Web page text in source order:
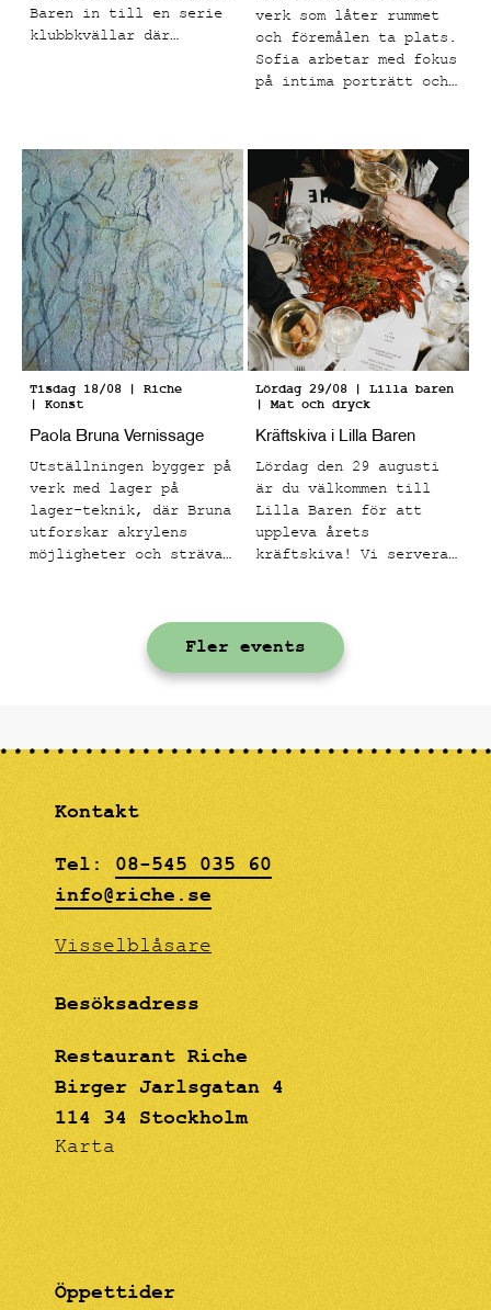
Baren in till en serie
klubbkvällar där
verk som låter rummet
och föremålen ta plats.
Sofia arbetar med fokus
på intima porträtt och
känns både bekanta och
känslomässigt laddade.
Tisdag 18/08 | Riche
| Konst
Paola Bruna Vernissage
Utställningen bygger på
verk med lager på
lager-teknik, där Bruna
utforskar akrylens
möjligheter och strävar
Målningarna har en rå
struktur med många
taktila lager och en
kornighet. Efter att
kroppsliga formerna som
klassiskt måleri och
teckning, men i
grova ytan. Paola har
fördjupat sig i
färglära och nyanser
oljemåleri, men helt
effekten blir en
"drömmig" känsla för
Lördag 29/08 | Lilla baren
| Mat och dryck
Kräftskiva i Lilla Baren
Lördag den 29 augusti
är du välkommen till
Lilla Baren för att
uppleva årets
kräftskiva! Vi serverar
gräddstekta kantareller
på toast, svenska
signalkräftor med
klassiska tillbehör och
Fler events
Öppettider
Kontakt
Tel: 08-545 035 60
info@riche.se
Visselblåsare
Besöksadress
Restaurant Riche
Birger Jarlsgatan 4
114 34 Stockholm
Karta